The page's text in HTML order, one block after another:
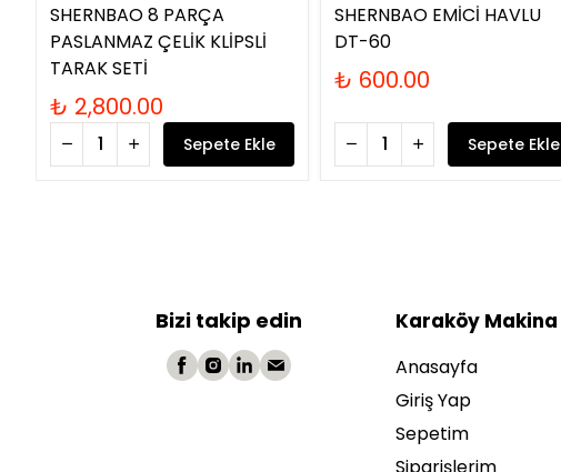
SHERNBAO 8 PARÇA
PASLANMAZ ÇELİK KLİPSLİ
TARAK SETİ
₺ 2,800.00
Sepete Ekle
SHERNBAO EMİCİ HAVLU
DT-60
₺ 600.00
Sepete Ekle
Bizi takip edin Karaköy Makina
Anasayfa
Giriş Yap
Sepetim